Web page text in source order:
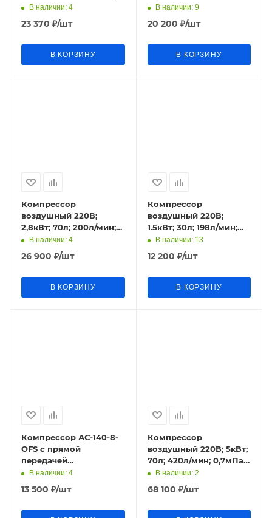
кВт; 180л/мин; 24 л; 8
бар; 16кг СМ1,5 FUBAG
В наличии: 4
23 370 ₽/шт
В КОРЗИНУ
безмаслянный 220 В; 1,1
кВт; 180л/мин; 6 л; 8
бар; 12,5кг S
В наличии: 9
20 200 ₽/шт
В КОРЗИНУ
Компрессор
воздушный 220В;
2,8кВт; 70л; 200л/мин;
0,7мПа;17,5кг
поршн.безмасл.
98673TSTOP
В наличии: 4
26 900 ₽/шт
В КОРЗИНУ
Компрессор
воздушный 220В;
1.5кВт; 30л; 198л/мин;
0,8мПа; поршн.масл.
98330TSTOP
В наличии: 13
12 200 ₽/шт
В КОРЗИНУ
Компрессор АС-140-8-
OFS с прямой
передачей
безмасляный (220В;
0,75кВт; 140л/мин;
8л/8бар;15кг)Кратон
В наличии: 4
13 500 ₽/шт
Компрессор
воздушный 220В; 5кВт;
70л; 420л/мин; 0,7мПа;
поршн.безмасл.
98674TSTOP
В наличии: 2
68 100 ₽/шт